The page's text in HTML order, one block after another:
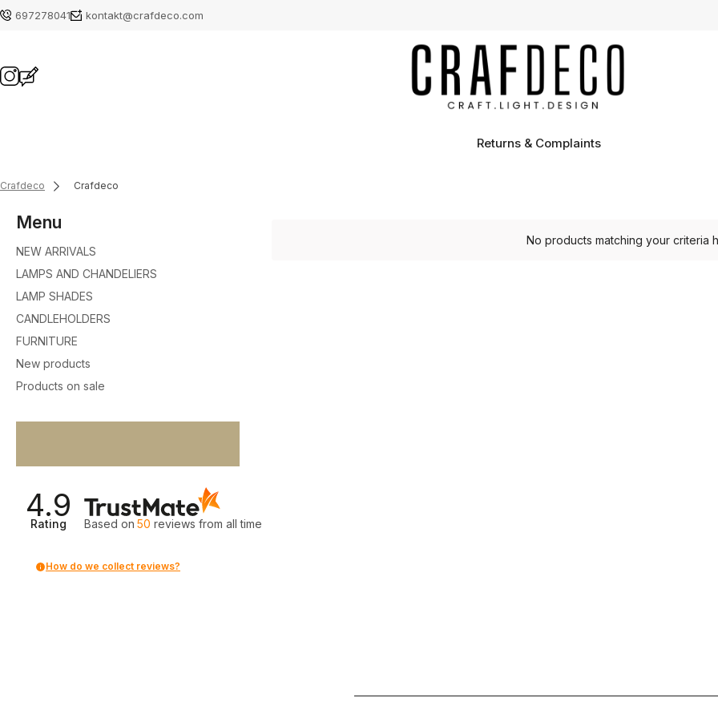
697278041 kontakt@crafdeco.com
Returns & Complaints
Crafdeco Crafdeco
Menu
NEW ARRIVALS
LAMPS AND CHANDELIERS
LAMP SHADES
CANDLEHOLDERS
FURNITURE
New products
Products on sale
No products matching your criteria
4.9
Rating Based on 50 reviewsfrom all time
How do we collect reviews?